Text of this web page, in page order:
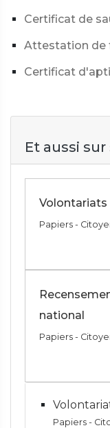
Certificat de
Attestation de
Certificat
Et aussi
Volontariats
Papiers -
national
Papiers -
Papiers -